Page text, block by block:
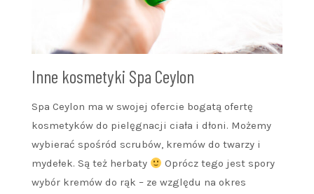
Inne kosmetyki Spa Ceylon
Spa Ceylon ma w swojej ofercie bogatą ofertę
kosmetyków do pielęgnacji ciała i dłoni. Możemy
wybierać spośród scrubów, kremów do twarzy i
mydełek. Są też herbaty
Oprócz tego jest spory
wybór kremów do rąk – ze względu na okres